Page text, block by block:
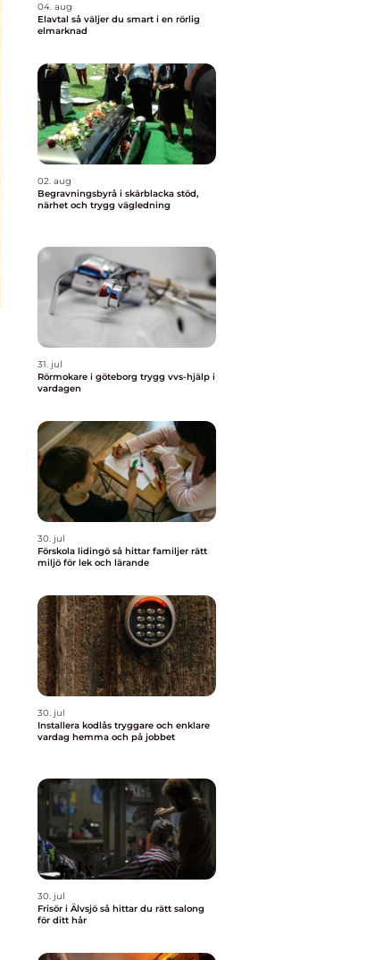
04. aug
Elavtal så väljer du smart i en rörlig
elmarknad
02. aug
Begravningsbyrå i skärblacka stöd,
närhet och trygg vägledning
31. jul
Rörmokare i göteborg trygg vvs-hjälp i
vardagen
30. jul
Förskola lidingö så hittar familjer rätt
miljö för lek och lärande
30. jul
Installera kodlås tryggare och enklare
vardag hemma och på jobbet
30. jul
Frisör i Älvsjö så hittar du rätt salong
för ditt hår